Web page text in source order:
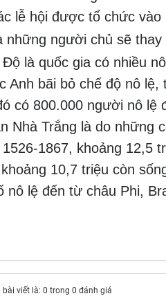
lễ hội được tổ chức
những người chủ sẽ
Độ là quốc gia có nhiều
Anh bãi bỏ chế độ nô
có 800.000 người nô
Nhà Trắng là do những
1867, khoảng 12,5
10,7 triệu còn
nô lệ đến từ châu Phi,
bài viết là: 0 trong 0 đánh giá